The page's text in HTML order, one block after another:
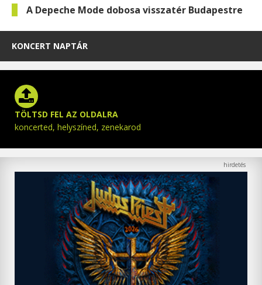
A Depeche Mode dobosa visszatér Budapestre
KONCERT NAPTÁR
TÖLTSD FEL AZ OLDALRA
koncerted, helyszíned, zenekarod